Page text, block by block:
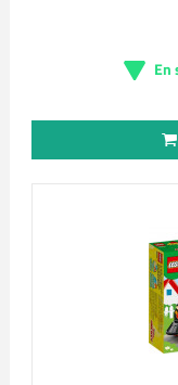
En